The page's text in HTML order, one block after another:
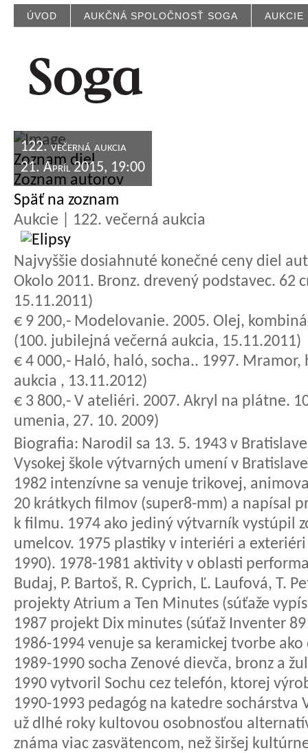
ÚVOD AUKČNÁ SPOLOČNOSŤ SOGA AUKCIE
122. večerná aukcia
21. Apríl 2015, 19:00
Zoznam diel
Zoznam autorov
Späť na zoznam
Aukcie | 122. večerná aukcia
Najvyššie dosiahnuté konečné ceny diel
Okolo 2011. Bronz. drevený podstavec. 62
15.11.2011)
€ 9 200,- Modelovanie. 2005. Olej,
(100. jubilejná večerná aukcia, 15.11.2011)
€ 4 000,- Haló, haló, socha.. 1997.
aukcia , 13.11.2012)
€ 3 800,- V ateliéri. 2007. Akryl na plátne.
umenia, 27. 10. 2009)
Biografia: Narodil sa 13. 5. 1943 v
Vysokej škole výtvarných umení v
1982 intenzívne sa venuje trikovej,
20 krátkych filmov (super8-mm) a napísal
k filmu. 1974 ako jediný výtvarník vystúpil
umelcov. 1975 plastiky v interiéri a
1990). 1978-1981 aktivity v oblasti
Budaj, P. Bartoš, R. Cyprich, Ľ. Laufová, T.
projekty Atrium a Ten Minutes (súťaže
1987 projekt Dix minutes (súťaž Inventer
1986-1994 venuje sa keramickej tvorbe
1989-1990 socha Zenové dievča, bronz a
1990 vytvoril Sochu cez telefón, ktorej
1990-1993 pedagóg na katedre sochárstva
už dlhé roky kultovou osobnosťou
známa viac zasvätencom, než širšej